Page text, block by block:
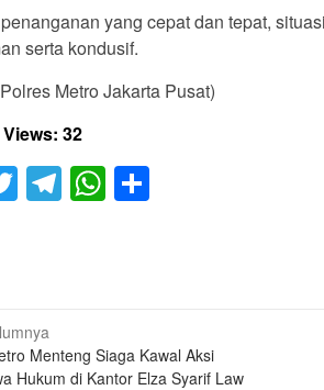
yang cepat dan tepat,
serta kondusif.
Metro Jakarta Pusat)
32
Twitter
Telegram
WhatsApp
Menteng Siaga Kawal Aksi
Hukum di Kantor Elza Syarif Law